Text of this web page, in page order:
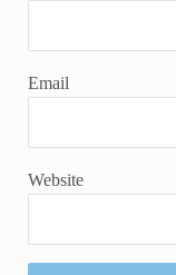
Email
Website